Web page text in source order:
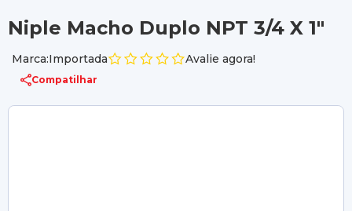
Niple Macho Duplo NPT 3/4 X 1"
Marca:Importada Avalie agora!
Compatilhar